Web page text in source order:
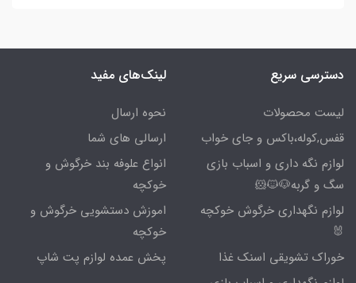
دسترسی سریع
لیست محصولات
قفس,کوله،باکس و جای خواب
لوازم نگه داری و اسباب بازی
سگ و گربه🐶🐱🐹
لوازم نگهداری خرگوش خوکچه
🐰
خوراک تشویقی اسنک غذا
لینک‌های مفید
نحوه ارسال
ارسالی های شما
انواع علوفه بند خرگوش و
خوکچه
اموزش دستشویی خرگوش و
خوکچه
پخش عمده لوازم پت شاپ